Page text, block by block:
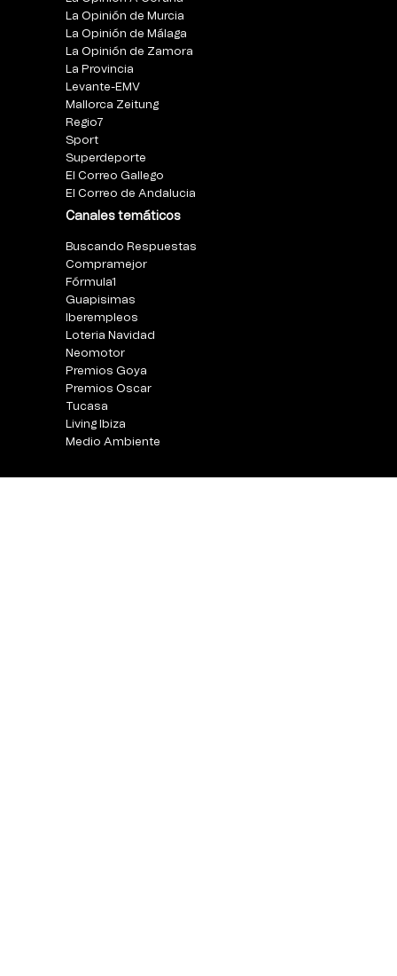
La Opinión de Murcia
La Opinión de Málaga
La Opinión de Zamora
La Provincia
Levante-EMV
Mallorca Zeitung
Regio7
Sport
Superdeporte
El Correo Gallego
El Correo de Andalucia
Canales temáticos
Buscando Respuestas
Compramejor
Fórmula1
Guapisimas
Iberempleos
Loteria Navidad
Neomotor
Premios Goya
Premios Oscar
Tucasa
Living Ibiza
Medio Ambiente